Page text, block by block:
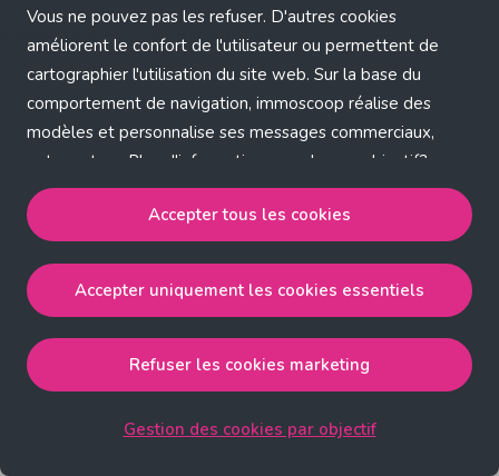
Vous ne pouvez pas les refuser. D'autres cookies
améliorent le confort de l'utilisateur ou permettent de
cartographier l'utilisation du site web. Sur la base du
comportement de navigation, immoscoop réalise des
modèles et personnalise ses messages commerciaux,
entre autres. Plus d'informations sur chaque objectif?
Cliquez sur 'Gestion des cookies par objectif'.
Notre politique de cookies
Accepter tous les cookies
strictement nécessaires, performance, fonctionnalité et
publicité ciblée.
Accepter uniquement les cookies essentielsaccepte
les cookies strictement nécessaires.
Accepter tous les cookies
Accepter uniquement les cookies essentiels
Refuser les cookies marketing
Gestion des cookies par objectif
browser console for more information)